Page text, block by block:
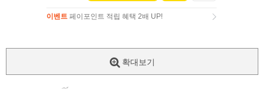
이벤트 페이포인트 적립 혜택 2배 UP!
확대보기